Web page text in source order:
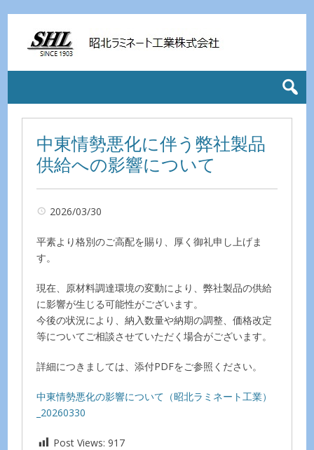
中東情勢悪化に伴う弊社製品
供給への影響について
2026/03/30
平素より格別のご高配を賜り、厚く御礼申し上げま
す。
現在、原材料調達環境の変動により、弊社製品の供給
に影響が生じる可能性がございます。
今後の状況により、納入数量や納期の調整、価格改定
等についてご相談させていただく場合がございます。
詳細につきましては、添付PDFをご参照ください。
中東情勢悪化の影響について（昭北ラミネート工業）
_20260330
Post Views: 917